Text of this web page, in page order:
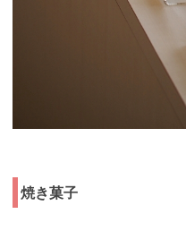
焼き菓子